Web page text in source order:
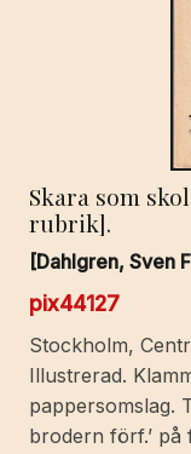
Skara som
rubrik].
[Dahlgren, Sven
pix44127
Stockholm,
Illustrerad.
pappersomslag.
brodern förf.’ på